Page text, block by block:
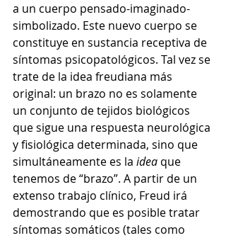
a un cuerpo pensado-imaginado-
simbolizado. Este nuevo cuerpo se
constituye en sustancia receptiva de
síntomas psicopatológicos. Tal vez se
trate de la idea freudiana más
original: un brazo no es solamente
un conjunto de tejidos biológicos
que sigue una respuesta neurológica
y fisiológica determinada, sino que
simultáneamente es la idea que
tenemos de “brazo”. A partir de un
extenso trabajo clínico, Freud irá
demostrando que es posible tratar
síntomas somáticos (tales como